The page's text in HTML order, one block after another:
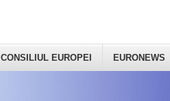
CONSILIUL EUROPEI EURONEWS